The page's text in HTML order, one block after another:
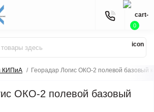
0
КИПиА Георадар Логис ОКО-2 полевой базовый
ОКО-2 полевой базовый